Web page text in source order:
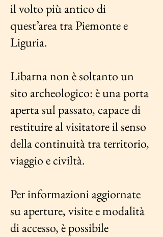
il volto più antico di
quest’area tra Piemonte e
Liguria.
Libarna non è soltanto un
sito archeologico: è una porta
aperta sul passato, capace di
restituire al visitatore il senso
della continuità tra territorio,
viaggio e civiltà.
Per informazioni aggiornate
su aperture, visite e modalità
di accesso, è possibile